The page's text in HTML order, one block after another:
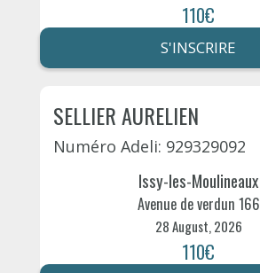
110€
S'INSCRIRE
SELLIER AURELIEN
Numéro Adeli: 929329092
Issy-les-Moulineaux
Avenue de verdun 166
28 August, 2026
110€